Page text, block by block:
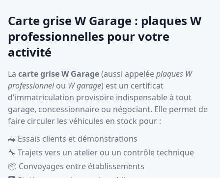
Carte grise W Garage : plaques W
professionnelles pour votre
activité
La carte grise W Garage(aussi appeléeplaques W
professionnelou W garage) est un certificat
d'immatriculation provisoire indispensable à tout
garage, concessionnaire ou négociant. Elle permet de
faire circuler les véhicules en stock pour :
🚗 Essais clients et démonstrations
🔧 Trajets vers un atelier ou un contrôle technique
📦 Convoyages entre établissements